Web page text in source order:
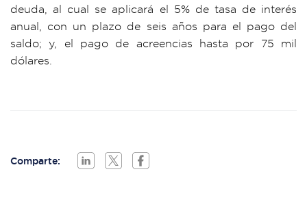
deuda, al cual se aplicará el 5% de tasa de interés
anual, con un plazo de seis años para el pago del
saldo; y, el pago de acreencias hasta por 75 mil
dólares.
Comparte: